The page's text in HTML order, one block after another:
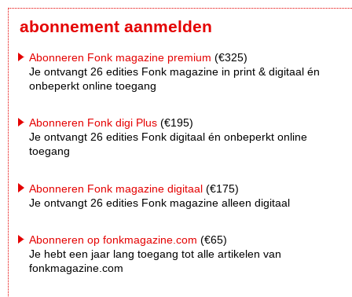
abonnement aanmelden
Abonneren Fonk magazine premium (€325)
Je ontvangt 26 edities Fonk magazine in print & digitaal én
onbeperkt online toegang
Abonneren Fonk digi Plus (€195)
Je ontvangt 26 edities Fonk digitaal én onbeperkt online
toegang
Abonneren Fonk magazine digitaal (€175)
Je ontvangt 26 edities Fonk magazine alleen digitaal
Abonneren op fonkmagazine.com (€65)
Je hebt een jaar lang toegang tot alle artikelen van
fonkmagazine.com